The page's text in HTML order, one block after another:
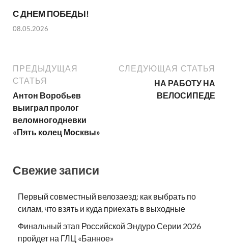
С ДНЕМ ПОБЕДЫ!
08.05.2026
ПРЕДЫДУЩАЯ
СТАТЬЯ
Антон Воробьев
выиграл пролог
веломногодневки
«Пять колец Москвы»
СЛЕДУЮЩАЯ СТАТЬЯ
НА РАБОТУ НА
ВЕЛОСИПЕДЕ
Свежие записи
Первый совместный велозаезд: как выбрать по
силам, что взять и куда приехать в выходные
Финальный этап Российской Эндуро Серии 2026
пройдет на ГЛЦ «Банное»